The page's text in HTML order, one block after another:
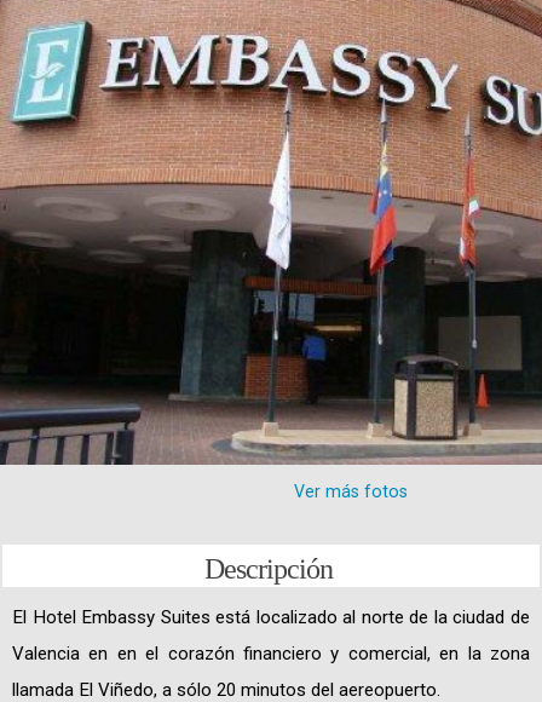
Ver más fotos
Descripción
El Hotel Embassy Suites está localizado al norte de la ciudad de
Valencia en en el corazón financiero y comercial, en la zona
llamada El Viñedo, a sólo 20 minutos del aereopuerto.